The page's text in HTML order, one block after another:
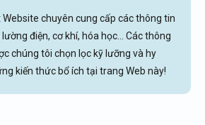
chuyên cung cấp các thông tin
điện, cơ khí, hóa học... Các thông
chúng tôi chọn lọc kỹ lưỡng và hy
kiến thức bổ ích tại trang Web này!